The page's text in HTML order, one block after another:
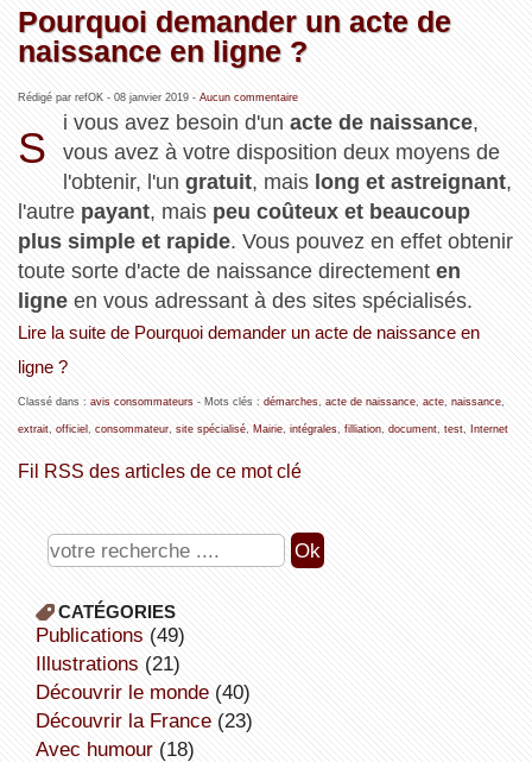
Pourquoi demander un acte de
naissance en ligne ?
Rédigé par refOK - 08 janvier 2019- Aucun commentaire
S
i vous avez besoin d'unacte de naissance,
vous avez à votre disposition deux moyens de
l'obtenir, l'ungratuit, mais long et astreignant,
l'autre payant, mais peu coûteux et beaucoup
plus simple et rapide. Vous pouvez en effet obtenir
toute sorte d'acte de naissance directement en
ligneen vous adressant à des sites spécialisés.
Lire la suite de Pourquoi demander un acte de naissance en
ligne ?
Classé dans : avis consommateurs- Mots clés : démarches, acte de naissance, acte, naissance,
extrait, officiel consommateur, site spécialisé, Mairie, intégrales, filliation, document, test, Internet
Fil RSS des articles de ce mot clé
CATÉGORIES
publications (49)
illustrations (21)
découvrir le monde(40)
découvrir la France(23)
avec humour(18)